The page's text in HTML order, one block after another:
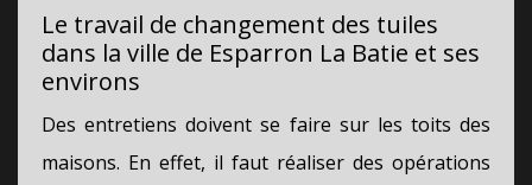
Le travail de changement des tuiles
dans la ville de Esparron La Batie et ses
environs
Des entretiens doivent se faire sur les toits des
maisons. En effet, il faut réaliser des opérations